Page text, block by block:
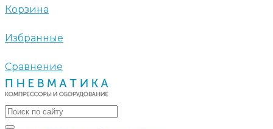
Корзина
Избранные
Сравнение